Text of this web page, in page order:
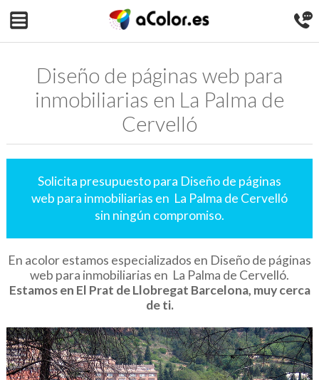
Diseño de páginas web para
inmobiliarias en La Palma de
Cervelló
Solicita presupuesto para Diseño de páginas
web para inmobiliarias en La Palma de Cervelló
sin ningún compromiso.
En acolor estamos especializados en Diseño de páginas
web para inmobiliarias en La Palma de Cervelló.
Estamos en El Prat de Llobregat Barcelona, muy cerca
de ti.